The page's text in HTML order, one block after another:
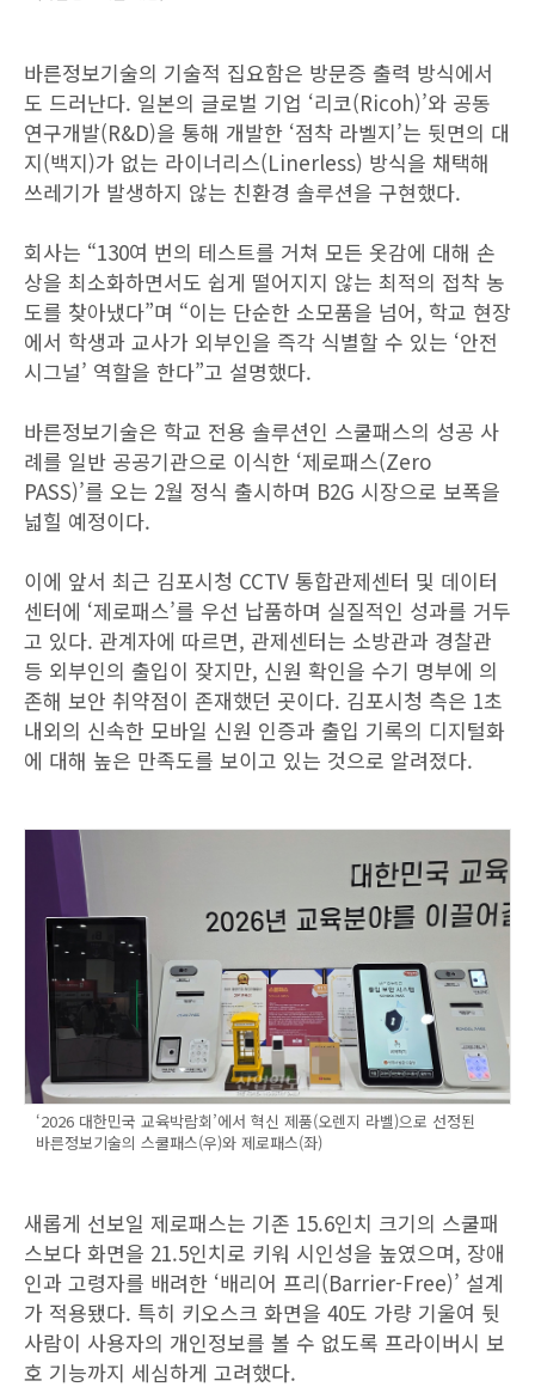
바른정보기술의 기술적 집요함은 방문증 출력 방식에서
도 드러난다. 일본의 글로벌 기업 ‘리코(Ricoh)’와 공동
연구개발(R&D)을 통해 개발한 ‘점착 라벨지’는 뒷면의 대
지(백지)가 없는 라이너리스(Linerless) 방식을 채택해
쓰레기가 발생하지 않는 친환경 솔루션을 구현했다.
회사는 “130여 번의 테스트를 거쳐 모든 옷감에 대해 손
상을 최소화하면서도 쉽게 떨어지지 않는 최적의 접착 농
도를 찾아냈다”며 “이는 단순한 소모품을 넘어, 학교 현장
에서 학생과 교사가 외부인을 즉각 식별할 수 있는 ‘안전
시그널’ 역할을 한다”고 설명했다.
바른정보기술은 학교 전용 솔루션인 스쿨패스의 성공 사
례를 일반 공공기관으로 이식한 ‘제로패스(Zero
PASS)’를 오는 2월 정식 출시하며 B2G 시장으로 보폭을
넓힐 예정이다.
이에 앞서 최근 김포시청 CCTV 통합관제센터 및 데이터
센터에 ‘제로패스’를 우선 납품하며 실질적인 성과를 거두
고 있다. 관계자에 따르면, 관제센터는 소방관과 경찰관
등 외부인의 출입이 잦지만, 신원 확인을 수기 명부에 의
존해 보안 취약점이 존재했던 곳이다. 김포시청 측은 1초
내외의 신속한 모바일 신원 인증과 출입 기록의 디지털화
에 대해 높은 만족도를 보이고 있는 것으로 알려졌다.
‘2026 대한민국 교육박람회’에서 혁신 제품(오렌지 라벨)으로 선정된
바른정보기술의 스쿨패스(우)와 제로패스(좌)
새롭게 선보일 제로패스는 기존 15.6인치 크기의 스쿨패
스보다 화면을 21.5인치로 키워 시인성을 높였으며, 장애
인과 고령자를 배려한 ‘배리어 프리(Barrier-Free)’ 설계
가 적용됐다. 특히 키오스크 화면을 40도 가량 기울여 뒷
사람이 사용자의 개인정보를 볼 수 없도록 프라이버시 보
호 기능까지 세심하게 고려했다.